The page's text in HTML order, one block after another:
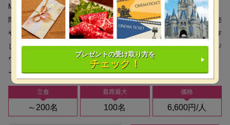
立食
～200名
着席最大
100名
価格
6,600円/人
MIYASHITA PARKの新たなカルチャー発信拠点 MIYASHITAPARK内１
階、渋谷カルチャーのたまり場、経験豊富なシェフが振るう手包み焼売
や本格中華＆エスニックアジア料理を豊富に取り揃えております。創作
した本場の味は、中毒性があり、スパイスやハーブと好相性のオレンジ
ワインやクラフトビールもぜひ。100名様まで団体利用もOK。立食パ
ーティーや結婚式二次会など気軽にご来店ください。喫煙室完
プレゼントの受け取り方を
チェック！